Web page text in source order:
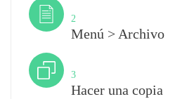
2
Menú > Archivo
3
Hacer una copia